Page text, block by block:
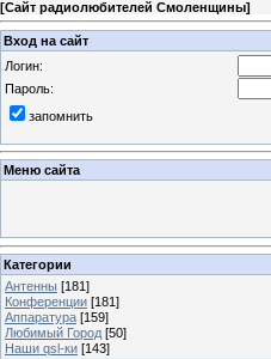
[Сайт радиолюбителей Смоленщины]
Вход на сайт
Логин:
Пароль:
запомнить
Меню сайта
Категории
Антенны [181]
Конференции [181]
Аппаратура [159]
Любимый Город [50]
Наши qsl-ки [143]